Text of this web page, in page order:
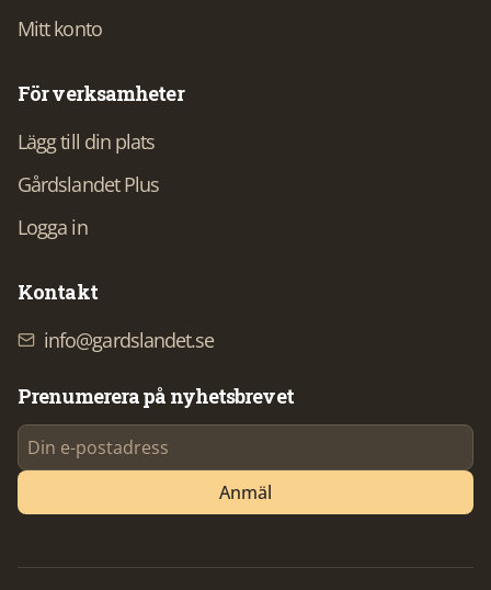
Mitt konto
För verksamheter
Lägg till din plats
Gårdslandet Plus
Logga in
Kontakt
info@gardslandet.se
Prenumerera på nyhetsbrevet
Anmäl